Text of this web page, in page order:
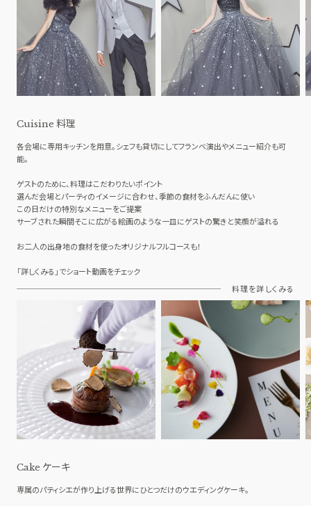
Cuisine 料理
各会場に専用キッチンを用意。シェフも貸切にしてフランベ演出やメニュー紹介も可
能。
ゲストのために、料理はこだわりたいポイント
選んだ会場とパーティのイメージに合わせ、季節の食材をふんだんに使い
この日だけの特別なメニューをご提案
サーブされた瞬間そこに広がる絵画のような一皿にゲストの驚きと笑顔が溢れる
お二人の出身地の食材を使ったオリジナルフルコースも！
「詳しくみる」でショート動画をチェック
料理を詳しくみる
Cake ケーキ
専属のパティシエが作り上げる世界にひとつだけのウエディングケーキ。